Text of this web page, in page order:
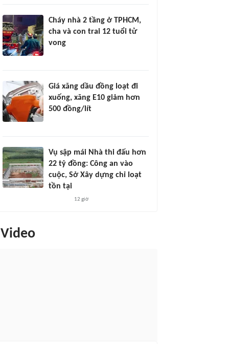
Cháy nhà 2 tầng ở TPHCM,
cha và con trai 12 tuổi tử
vong
Giá xăng dầu đồng loạt đi
xuống, xăng E10 giảm hơn
500 đồng/lít
Vụ sập mái Nhà thi đấu hơn
22 tỷ đồng: Công an vào
cuộc, Sở Xây dựng chỉ loạt
tồn tại
12 giờ
Video